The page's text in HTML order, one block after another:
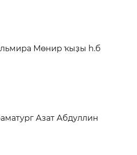
Мөнир ҡыҙы һ.б
Азат Абдуллин